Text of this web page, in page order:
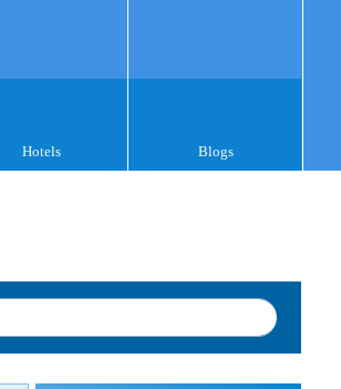
Hotels Blogs